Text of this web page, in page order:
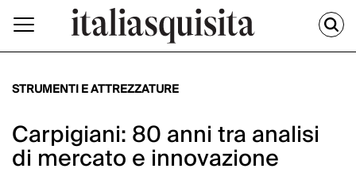
STRUMENTI E ATTREZZATURE
Carpigiani: 80 anni tra analisi
di mercato e innovazione